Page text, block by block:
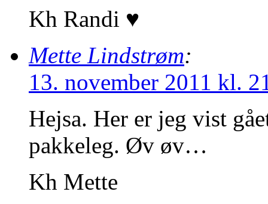
Kh Randi ♥
Mette Lindstrøm:
13. november 2011 kl.
Hejsa. Her er jeg vist
pakkeleg. Øv øv…
Kh Mette